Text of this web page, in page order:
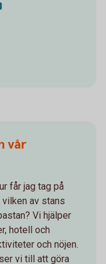
vår
får jag tag på
av stans
Vi hjälper
hotell och
och nöjen.
vi till att göra